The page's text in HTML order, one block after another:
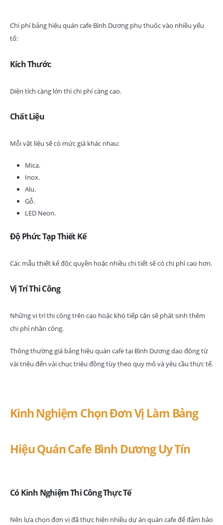
Chi phí bảng hiệu quán cafe Bình Dương phụ thuộc vào nhiều yếu
tố:
Kích Thước
Diện tích càng lớn thì chi phí càng cao.
Chất Liệu
Mỗi vật liệu sẽ có mức giá khác nhau:
Mica.
Inox.
Alu.
Gỗ.
LED Neon.
Độ Phức Tạp Thiết Kế
Các mẫu thiết kế độc quyền hoặc nhiều chi tiết sẽ có chi phí cao hơn.
Vị Trí Thi Công
Những vị trí thi công trên cao hoặc khó tiếp cận sẽ phát sinh thêm
chi phí nhân công.
Thông thường giá bảng hiệu quán cafe tại Bình Dương dao động từ
vài triệu đến vài chục triệu đồng tùy theo quy mô và yêu cầu thực tế.
Kinh Nghiệm Chọn Đơn Vị Làm Bảng
Hiệu Quán Cafe Bình Dương Uy Tín
Có Kinh Nghiệm Thi Công Thực Tế
Nên lựa chọn đơn vị đã thực hiện nhiều dự án quán cafe để đảm bảo